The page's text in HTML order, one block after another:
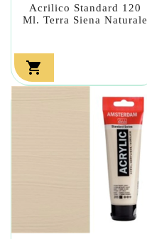
Acrilico Standard 120
Ml. Terra Siena Naturale
